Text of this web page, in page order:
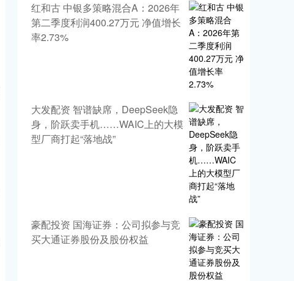
红和古 中银多策略混合A：2026年
第二季度利润400.27万元 净值增长
率2.73%
大发配资 智谱缺席，DeepSeek隐
身，阶跃卖手机……WAIC上的大模
型厂商打起“落地战”
豪配投资 国海证券：公司拟参与竞
买大通证券股份及股份权益